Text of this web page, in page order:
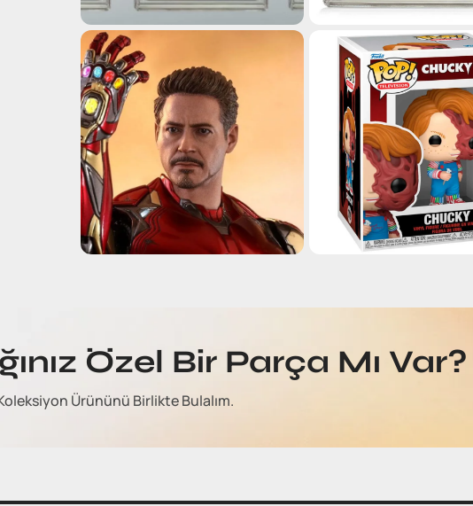
Özel Bir Parça Mı Var?
Ürününü Birlikte Bulalım.